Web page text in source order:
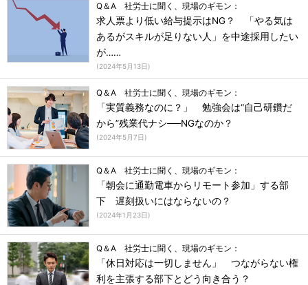
Q＆A 社労士に聞く、現場のギモン：
求人票より低い給与提示はNG？ 「やる気は
あるがスキルが足りない人」を中途採用したい
が……
(2024年5月13日)
Q＆A 社労士に聞く、現場のギモン：
「実質義務なのに？」 勉強会は“自己研鑽だ
から”残業代ナシ──NGなのか？
(2024年5月7日)
Q＆A 社労士に聞く、現場のギモン：
「朝会に通勤電車からリモート参加」する部
下 遅刻扱いにはならないの？
(2024年1月23日)
Q＆A 社労士に聞く、現場のギモン：
「休日対応は一切しません」 つながらない権
利を主張する部下とどう向き合う？